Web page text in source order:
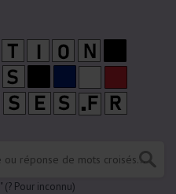
(? Pour inconnu)